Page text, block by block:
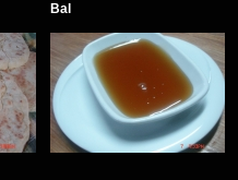
Bal